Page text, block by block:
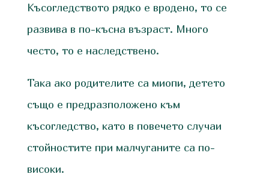
Късогледството рядко е вродено, то се
развива в по-късна възраст. Много
често, то е наследствено.
Така ако родителите са миопи, детето
също е предразположено към
късогледство, като в повечето случаи
стойностите при малчуганите са по-
високи.